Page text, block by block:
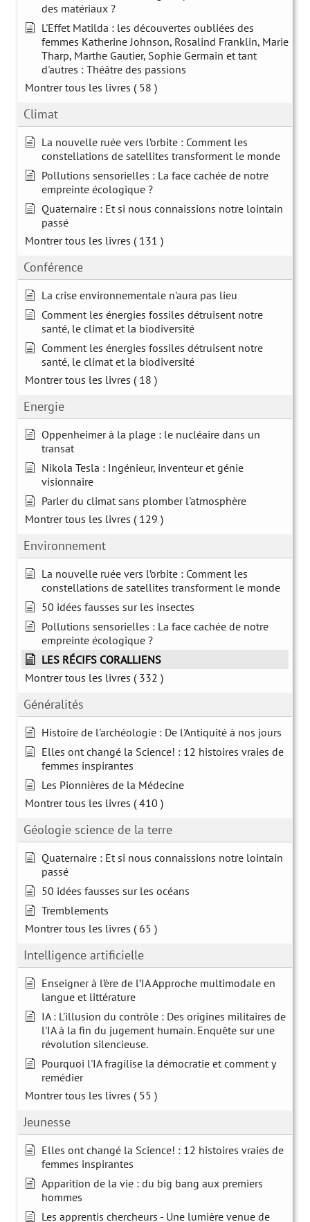
des matériaux ?
L'Effet Matilda : les découvertes oubliées des
femmes Katherine Johnson, Rosalind Franklin, Marie
Tharp, Marthe Gautier, Sophie Germain et tant
d'autres : Théâtre des passions
Montrer tous les livres ( 58 )
Climat
La nouvelle ruée vers l’orbite : Comment les
constellations de satellites transforment le monde
Pollutions sensorielles : La face cachée de notre
empreinte écologique ?
Quaternaire : Et si nous connaissions notre lointain
passé
Montrer tous les livres ( 131 )
Conférence
La crise environnementale n'aura pas lieu
Comment les énergies fossiles détruisent notre
santé, le climat et la biodiversité
Comment les énergies fossiles détruisent notre
santé, le climat et la biodiversité
Montrer tous les livres ( 18 )
Energie
Oppenheimer à la plage : le nucléaire dans un
transat
Nikola Tesla : Ingénieur, inventeur et génie
visionnaire
Parler du climat sans plomber l'atmosphère
Montrer tous les livres ( 129 )
Environnement
La nouvelle ruée vers l’orbite : Comment les
constellations de satellites transforment le monde
50 idées fausses sur les insectes
Pollutions sensorielles : La face cachée de notre
empreinte écologique ?
LES RÉCIFS CORALLIENS
Montrer tous les livres ( 332 )
Généralités
Histoire de l'archéologie : De l'Antiquité à nos jours
Elles ont changé la Science! : 12 histoires vraies de
femmes inspirantes
Les Pionnières de la Médecine
Montrer tous les livres ( 410 )
Géologie science de la terre
Quaternaire : Et si nous connaissions notre lointain
passé
50 idées fausses sur les océans
Tremblements
Montrer tous les livres ( 65 )
Intelligence artificielle
Enseigner à l’ère de l’IA Approche multimodale en
langue et littérature
IA : L'illusion du contrôle : Des origines militaires de
l'IA à la fin du jugement humain. Enquête sur une
révolution silencieuse.
Pourquoi l'IA fragilise la démocratie et comment y
remédier
Montrer tous les livres ( 55 )
Jeunesse
Elles ont changé la Science! : 12 histoires vraies de
femmes inspirantes
Apparition de la vie : du big bang aux premiers
hommes
Les apprentis chercheurs - Une lumière venue de